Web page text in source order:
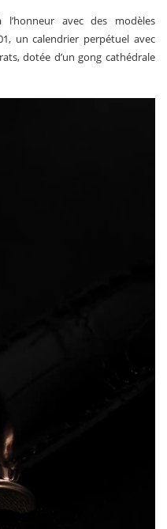
avec des modèles
un calendrier perpétuel avec
dotée d’un gong cathédrale